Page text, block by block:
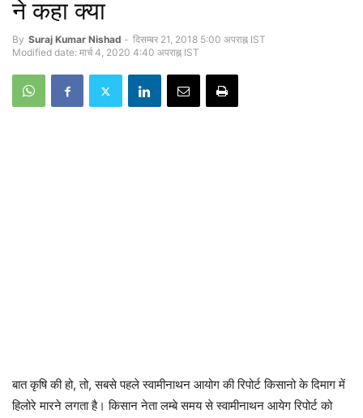
ने कहा क्या
By Suraj Kumar Nishad - दिसम्बर 21, 2018 5:00 अपराह्न IST
Modified date: मार्च 4, 2020 4:40 अपराह्न IST
बात कृषि की हो, तो, सबसे पहले स्वामीनाथन आयोग की रिपोर्ट किसानो के दिमाग में
हिलोरे मारने लगता है। किसान नेता लम्बे समय से स्वामीनाथन आयेग रिपोर्ट को